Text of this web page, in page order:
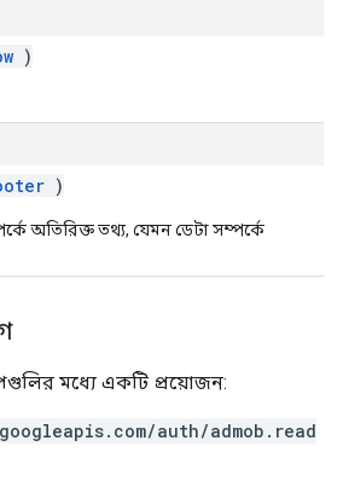
)
)
অতিরিক্ত তথ্য, যেমন ডেটা সম্পর্কে
মধ্যে একটি প্রয়োজন:
auth/admob.read